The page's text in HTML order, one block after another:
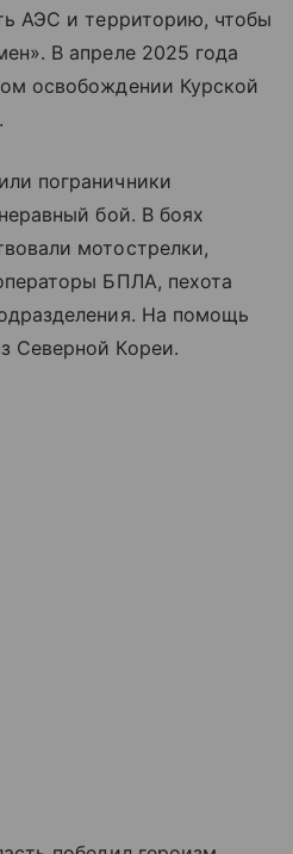
АЭС и территорию, чтобы
В апреле 2025 года
освобождении Курской
пограничники
бой. В боях
мотострелки,
БПЛА, пехота
На помощь
Северной Кореи.